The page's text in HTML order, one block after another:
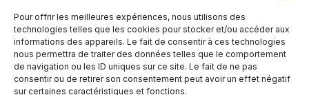
Pour offrir les meilleures expériences, nous utilisons des
technologies telles que les cookies pour stocker et/ou accéder aux
informations des appareils. Le fait de consentir à ces technologies
nous permettra de traiter des données telles que le comportement
de navigation ou les ID uniques sur ce site. Le fait de ne pas
consentir ou de retirer son consentement peut avoir un effet négatif
sur certaines caractéristiques et fonctions.
Conditions générales de vente
Mentions légales
Politique de cookies
Politique de confidentialité